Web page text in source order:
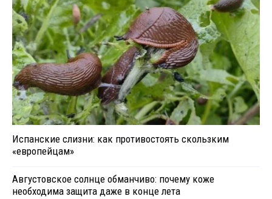
Испанские слизни: как противостоять скользким
«европейцам»
Августовское солнце обманчиво: почему коже
необходима защита даже в конце лета